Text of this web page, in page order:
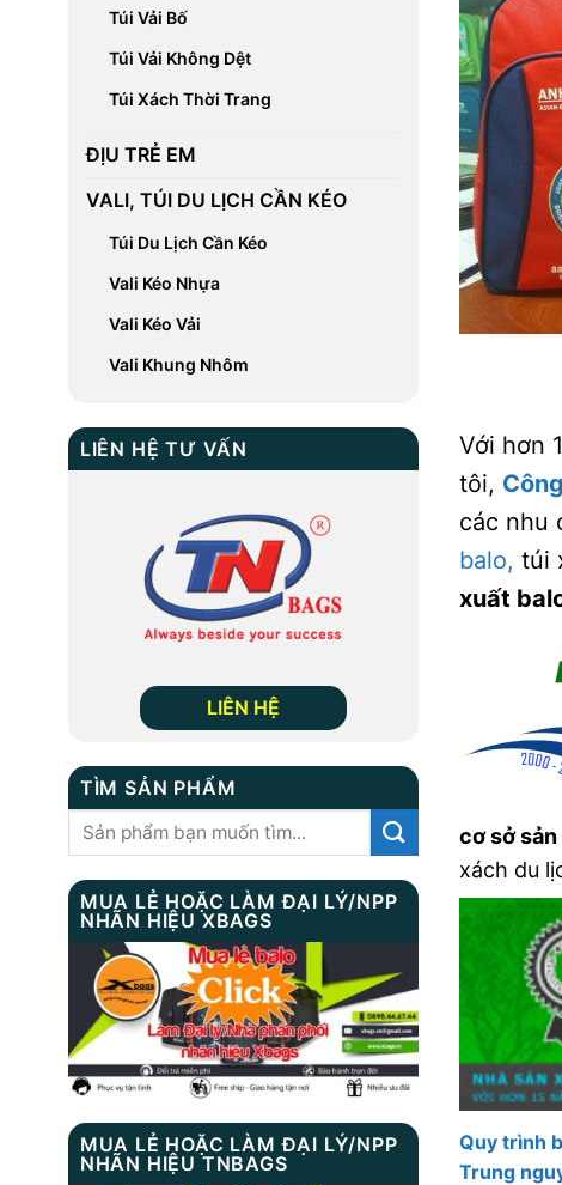
Túi Vải Bố
Túi Vải Không Dệt
Túi Xách Thời Trang
ĐỊU TRẺ EM
VALI, TÚI DU LỊCH CẦN KÉO
Túi Du Lịch Cần Kéo
Vali Kéo Nhựa
Vali Kéo Vải
Vali Khung Nhôm
LIÊN HỆ TƯ VẤN
LIÊN HỆ
TÌM SẢN PHẨM
Tìm
MUA LẺ HOẶC LÀM ĐẠI LÝ/NPP
NHÃN HIỆU XBAGS
MUA LẺ HOẶC LÀM ĐẠI LÝ/NPP
NHÃN HIỆU TNBAGS
Với hơn
tôi,
các nhu
balo, túi
xuất
cơ sở
xách du
Quy trình
Trung